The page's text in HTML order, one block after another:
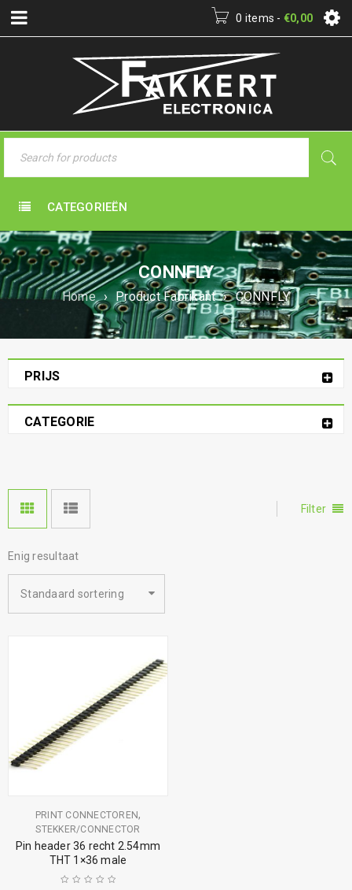
0 items - €0,00
CATEGORIEËN
CONNFLY
Home › Product Fabrikant › CONNFLY
PRIJS
CATEGORIE
Filter
Enig resultaat
Standaard sortering
PRINT CONNECTOREN,
STEKKER/CONNECTOR
Pin header 36 recht 2.54mm
THT 1×36 male